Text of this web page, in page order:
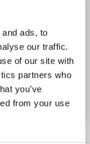
ads, to
our traffic.
of our site with
partners who
you’ve
from your use
Détails